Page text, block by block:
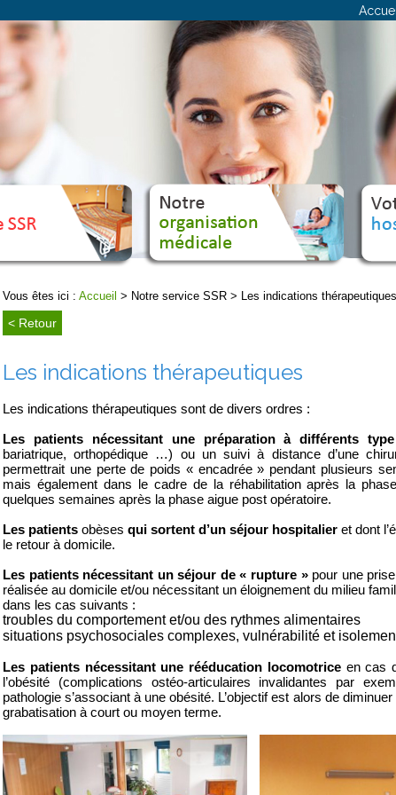
Accueil
Notre
Notre
organisation médicale
Vous êtes ici : Accueil > Notre service SSR > Les indications thérapeutiques
< Retour
Les indications thérapeutiques
Les indications thérapeutiques sont de divers ordres :
Les patients nécessitant une préparation à différents
bariatrique, orthopédique …) ou un suivi à distance d’une
permettrait une perte de poids « encadrée » pendant plusieurs
mais également dans le cadre de la réhabilitation après la
quelques semaines après la phase aigue post opératoire.
Les patients obèses qui sortent d’un séjour hospitalier et dont
le retour à domicile.
Les patients nécessitant un séjour de « rupture »pour une
réalisée au domicile et/ou nécessitant un éloignement du milieu
dans les cas suivants :
troubles du comportement et/ou des rythmes alimentaires
situations psychosociales complexes, vulnérabilité et
Les patients nécessitant une rééducation locomotriceen cas
l’obésité (complications ostéo-articulaires invalidantes par
pathologie s’associant à une obésité. L’objectif est alors de
grabatisation à court ou moyen terme.